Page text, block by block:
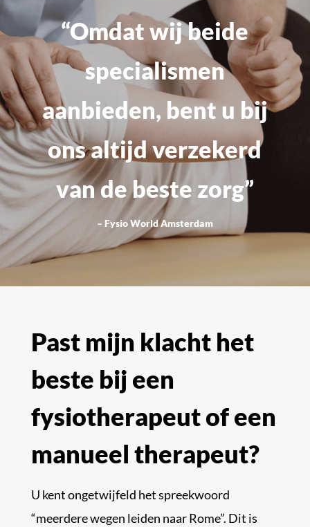
“Omdat wij beide
specialismen
aanbieden, bent u bij
ons altijd verzekerd
van de beste zorg”
– Fysio World Amsterdam
Past mijn klacht het
beste bij een
fysiotherapeut of een
manueel therapeut?
U kent ongetwijfeld het spreekwoord
“meerdere wegen leiden naar Rome”. Dit is